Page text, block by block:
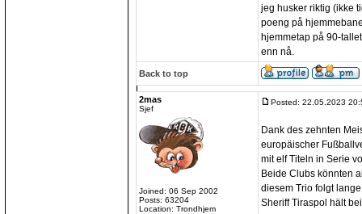
jeg husker riktig (ikke
poeng på
hjemmetap på 90-
enn nå.
Back to top
2mas
Sjef
Joined: 06 Sep 2002
Posts: 63204
Location: Trondhjem
Posted: 22.05.2023
Dank des zehnten
europäischer
mit elf Titeln in Serie
Beide Clubs könnten
diesem Trio folgt
Sheriff Tiraspol hält